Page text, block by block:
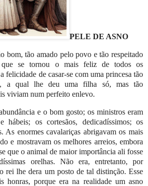
PELE DE ASNO
bom, tão amado pelo povo e tão respeitado
que se tornou o mais feliz de todos os
felicidade de casar-se com uma princesa tão
a qual lhe deu uma filha só, mas tão
viviam num perfeito enlevo.
e o bom gosto; os ministros eram
hábeis; os cortesãos, dedicadíssimos; os
As enormes cavalariças abrigavam os mais
e mostravam os melhores arreios, embora
que o animal de maior importância ali fosse
orelhas. Não era, entretanto, por
rei lhe dera um posto de tal distinção. Esse
honras, porque era na realidade um asno